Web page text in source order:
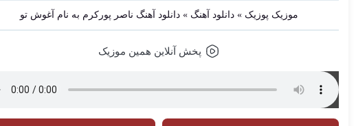
موزیک پوزیک »دانلود آهنگ »دانلود آهنگ ناصر پورکرم به نام آغوش تو
پخش آنلاین همین موزیک